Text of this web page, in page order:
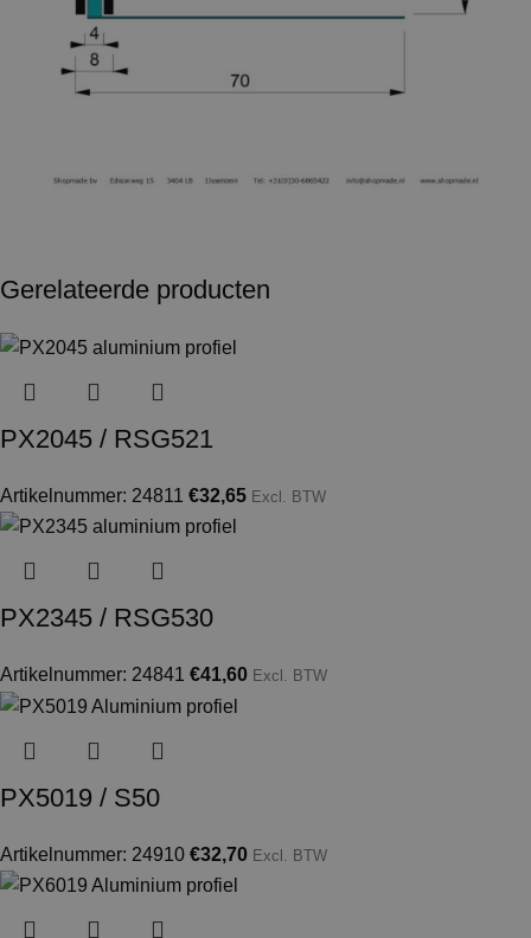
Gerelateerde producten
PX2045 / RSG521
Artikelnummer: 24811 €32,65 Excl. BTW
PX2345 / RSG530
Artikelnummer: 24841 €41,60 Excl. BTW
PX5019 / S50
Artikelnummer: 24910 €32,70 Excl. BTW